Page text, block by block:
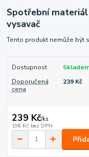
Spotřební
vysavač
Tento produkt nemůže být
Dostupnost
Doporučená
cena
239 Kč
239 Kč/ks
198 Kč bez DPH